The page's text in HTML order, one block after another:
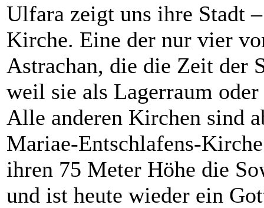
Ulfara zeigt uns ihre Stadt
Kirche. Eine der nur vier
Astrachan, die die Zeit der
weil sie als Lagerraum
Alle anderen Kirchen sind
Mariae-Entschlafens-
ihren 75 Meter Höhe die
und ist heute wieder ein